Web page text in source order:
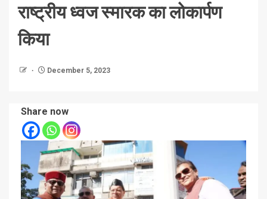
राष्ट्रीय ध्वज स्मारक का लोकार्पण
किया
December 5, 2023
Share now